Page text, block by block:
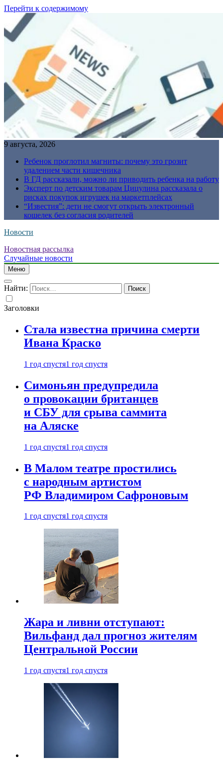
Перейти к содержимому
9 августа, 2026
Ребенок проглотил магниты: почему это грозит
удалением части кишечника
В ГД рассказали, можно ли приводить ребенка на работу
Эксперт по детским товарам Цицулина рассказала о
рисках покупок игрушек на маркетплейсах
“Известия”: дети не смогут открыть электронный
кошелек без согласия родителей
Новости
Новостная рассылка
Случайные новости
Меню
Найти:
Заголовки
Стала известна причина смерти
Ивана Краско
1 год спустя1 год спустя
Симоньян предупредила
о провокации британцев
и СБУ для срыва саммита
на Аляске
1 год спустя1 год спустя
В Малом театре простились
с народным артистом
РФ Владимиром Сафроновым
1 год спустя1 год спустя
Жара и ливни отступают:
Вильфанд дал прогноз жителям
Центральной России
1 год спустя1 год спустя